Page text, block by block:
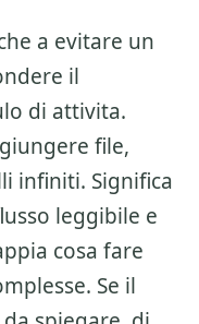
a evitare un
il
di attivita.
file,
infiniti. Significa
leggibile e
cosa fare
Se il